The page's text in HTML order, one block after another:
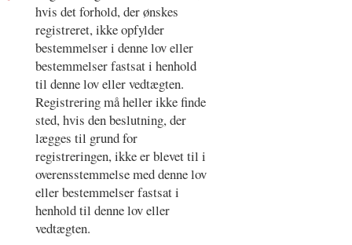
hvis det forhold, der ønskes
registreret, ikke opfylder
bestemmelser i denne lov eller
bestemmelser fastsat i henhold
til denne lov eller vedtægten.
Registrering må heller ikke finde
sted, hvis den beslutning, der
lægges til grund for
registreringen, ikke er blevet til i
overensstemmelse med denne lov
eller bestemmelser fastsat i
henhold til denne lov eller
vedtægten.